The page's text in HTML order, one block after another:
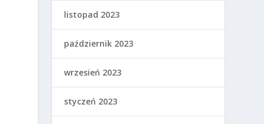
listopad 2023
październik 2023
wrzesień 2023
styczeń 2023